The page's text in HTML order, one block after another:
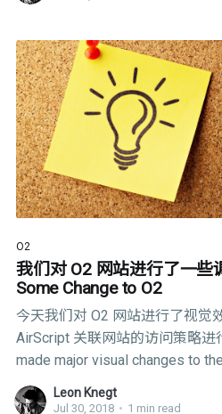
O2
我们对 O2 网站进行了一些
Some Change to O2
今天我们对 O2 网站进行了视觉
AirScript 关联网站的访问策略进
made major visual changes to
modified the access policy for
Leon Knegt
Jul 30, 2018 • 1 min read